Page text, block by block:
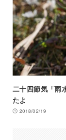
二十四節気「雨
たよ
2018/02/19